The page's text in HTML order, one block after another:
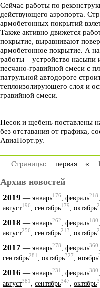
Сейчас работы по
действующего аэропорта.
армобетонных покрытий
Также активно движется
покрытие, выравнивают
армобетонное покрытие. А
работы – устройство насыпи
песчано-гравийной смеси с
патрульной автодороге
теплоизолирующего слоя и
гравийной смеси.
Песок и щебень поставлены
без отставания от графика,
АвиаПорт.ру.
Страницы: первая «
Архив новостей
2019 — январь176 февраль218
август196, сентябрь179, октябрь
2018 — январь262 февраль180
август256, сентябрь213, октябрь
2017 — январь278 февраль360
сентябрь281, октябрь327, ноябрь
2016 — январь231 февраль380
август381 сентябрь347 октябрь